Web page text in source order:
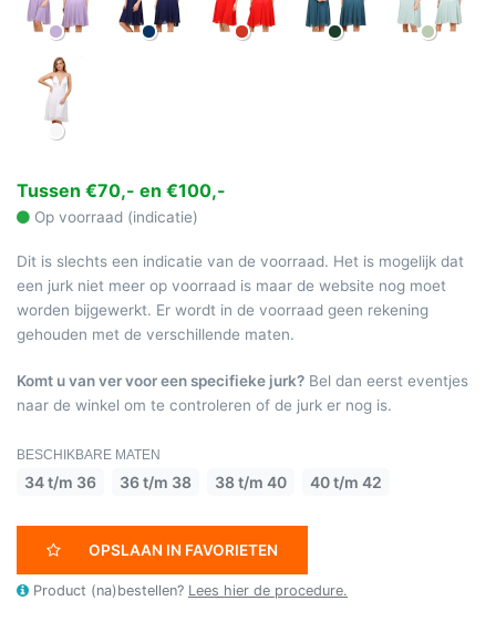
Tussen €70,- en €100,-
Op voorraad (indicatie)
Dit is slechts een indicatie van de voorraad. Het is mogelijk dat
een jurk niet meer op voorraad is maar de website nog moet
worden bijgewerkt. Er wordt in de voorraad geen rekening
gehouden met de verschillende maten.
Komt u van ver voor een specifieke jurk? Bel dan eerst eventjes
naar de winkel om te controleren of de jurk er nog is.
BESCHIKBARE MATEN
34 t/m 36 36 t/m 38 38 t/m 40 40 t/m 42
OPSLAAN IN FAVORIETEN
Product (na)bestellen? Lees hier de procedure.